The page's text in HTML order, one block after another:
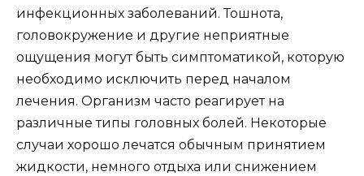
инфекционных заболеваний. Тошнота,
головокружение и другие неприятные
ощущения могут быть симптоматикой, которую
необходимо исключить перед началом
лечения. Организм часто реагирует на
различные типы головных болей. Некоторые
случаи хорошо лечатся обычным принятием
жидкости, немного отдыха или снижением